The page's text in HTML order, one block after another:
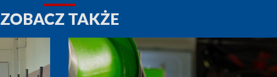
ZOBACZ TAKŻE